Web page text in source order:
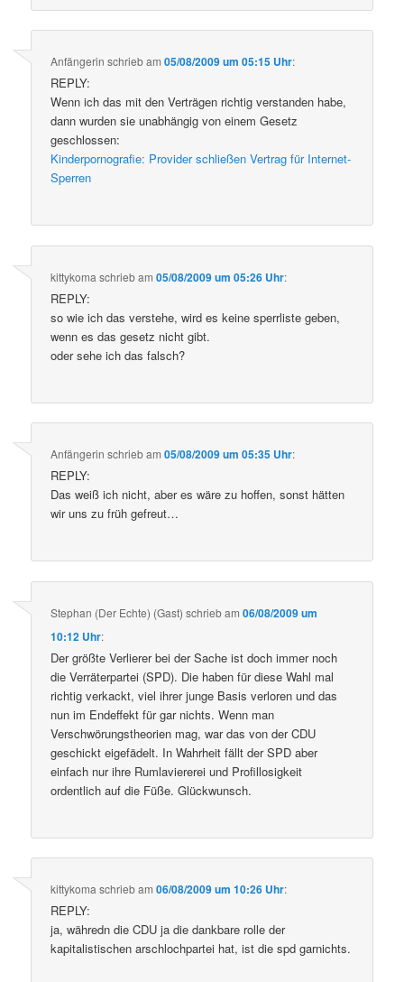
Anfängerin schriebam05/08/2009 um 05:15 Uhr:
REPLY:
Wenn ich das mit den Verträgen richtig verstanden habe,
dann wurden sie unabhängig von einem Gesetz
geschlossen:
Kinderpornografie: Provider schließen Vertrag für Internet-
Sperren
kittykoma schriebam05/08/2009 um 05:26 Uhr:
REPLY:
so wie ich das verstehe, wird es keine sperrliste geben,
wenn es das gesetz nicht gibt.
oder sehe ich das falsch?
Anfängerin schriebam05/08/2009 um 05:35 Uhr:
REPLY:
Das weiß ich nicht, aber es wäre zu hoffen, sonst hätten
wir uns zu früh gefreut…
Stephan (Der Echte) (Gast) schriebam06/08/2009 um
10:12 Uhr:
Der größte Verlierer bei der Sache ist doch immer noch
die Verräterpartei (SPD). Die haben für diese Wahl mal
richtig verkackt, viel ihrer junge Basis verloren und das
nun im Endeffekt für gar nichts. Wenn man
Verschwörungstheorien mag, war das von der CDU
geschickt eigefädelt. In Wahrheit fällt der SPD aber
einfach nur ihre Rumlaviererei und Profillosigkeit
ordentlich auf die Füße. Glückwunsch.
kittykoma schriebam06/08/2009 um 10:26 Uhr:
REPLY:
ja, währedn die CDU ja die dankbare rolle der
kapitalistischen arschlochpartei hat, ist die spd garnichts.